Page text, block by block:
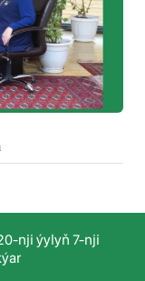
nji ýylyň 7-nji